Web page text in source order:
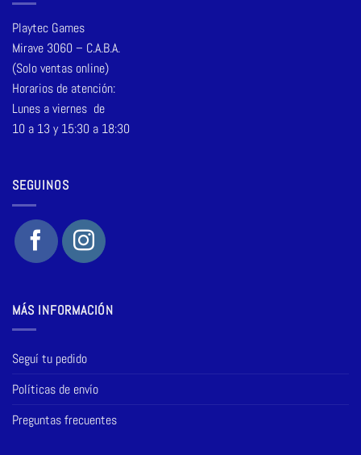
Playtec Games
Mirave 3060 – C.A.B.A.
(Solo ventas online)
Horarios de atención:
Lunes a viernes de
10 a 13 y 15:30 a 18:30
SEGUINOS
MÁS INFORMACIÓN
Seguí tu pedido
Políticas de envío
Preguntas frecuentes